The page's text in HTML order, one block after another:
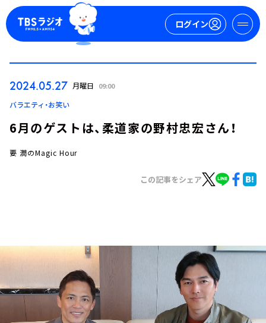
ログイン
ログイン
トピックス
TBS Podcast
お知らせ
イベント・グッズ
YouTube
会社情報
2024.05.27 月曜日 09:00
バラエティ・お笑い
6月のゲストは、柔道家の野村忠宏さん！
要 潤のMagic Hour
この記事をシェア